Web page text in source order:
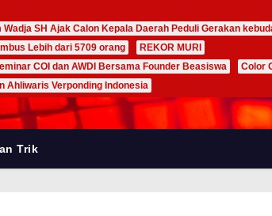
Wadja SH Ajak Calon Kepala Daerah Peduli Gerakan
Lebih dari 5709 orang
REKOR MURI
COI dan AWDI Bersama Founder Beasiswa
Color
Ahliwaris Verponding Indonesia
Trik